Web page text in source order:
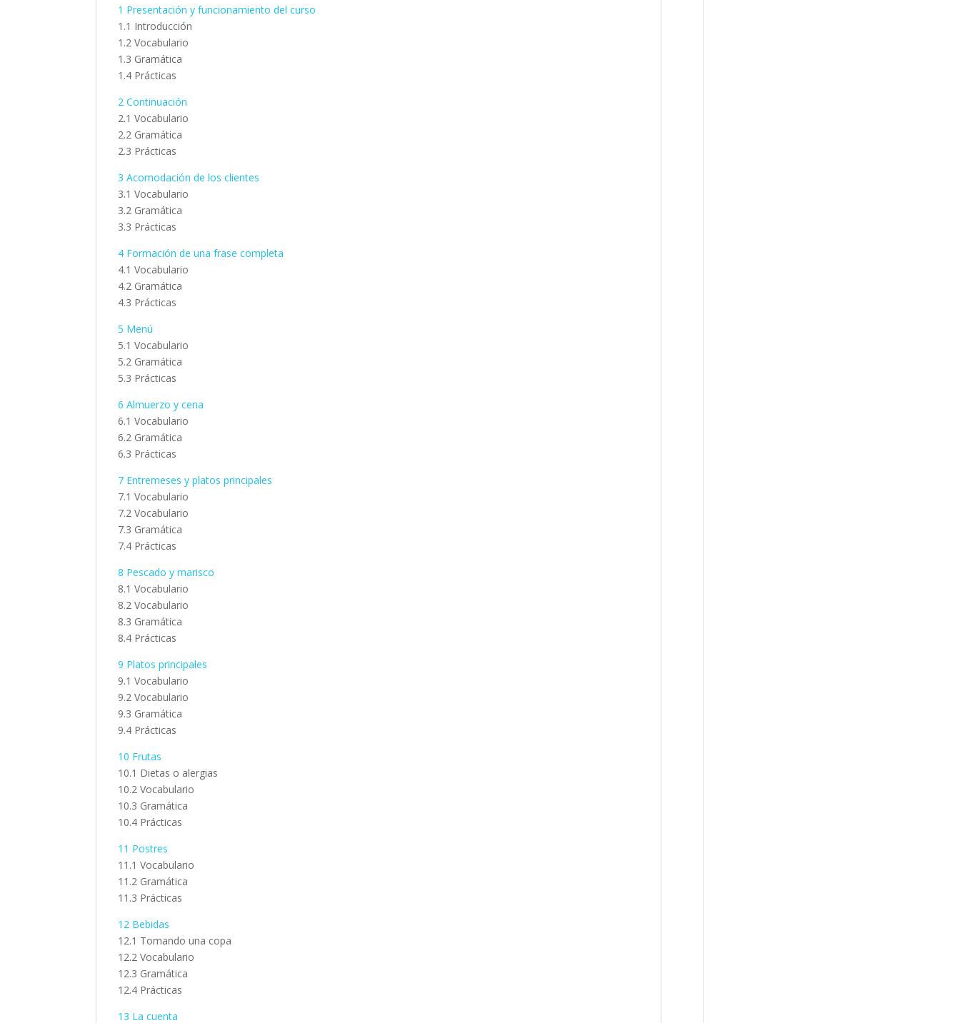
1 Presentación y funcionamiento del curso
1.1 Introducción
1.2 Vocabulario
1.3 Gramática
1.4 Prácticas
2 Continuación
2.1 Vocabulario
2.2 Gramática
2.3 Prácticas
3 Acomodación de los clientes
3.1 Vocabulario
3.2 Gramática
3.3 Prácticas
4 Formación de una frase completa
4.1 Vocabulario
4.2 Gramática
4.3 Prácticas
5 Menú
5.1 Vocabulario
5.2 Gramática
5.3 Prácticas
6 Almuerzo y cena
6.1 Vocabulario
6.2 Gramática
6.3 Prácticas
7 Entremeses y platos principales
7.1 Vocabulario
7.2 Vocabulario
7.3 Gramática
7.4 Prácticas
8 Pescado y marisco
8.1 Vocabulario
8.2 Vocabulario
8.3 Gramática
8.4 Prácticas
9 Platos principales
9.1 Vocabulario
9.2 Vocabulario
9.3 Gramática
9.4 Prácticas
10 Frutas
10.1 Dietas o alergias
10.2 Vocabulario
10.3 Gramática
10.4 Prácticas
11 Postres
11.1 Vocabulario
11.2 Gramática
11.3 Prácticas
12 Bebidas
12.1 Tomando una copa
12.2 Vocabulario
12.3 Gramática
12.4 Prácticas
13 La cuenta